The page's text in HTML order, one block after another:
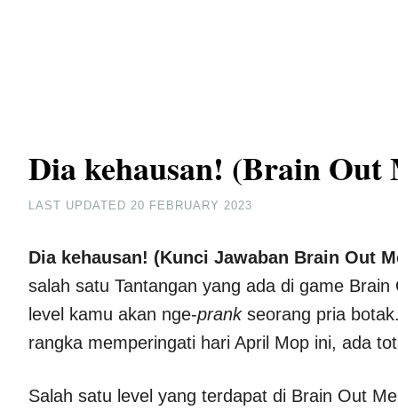
Dia kehausan! (Brain
LAST UPDATED 20 FEBRUARY 2023
Dia kehausan! (Kunci Jawaban Brain Out
salah satu Tantangan yang ada di game
level kamu akan nge-prankseorang pria
rangka memperingati hari April Mop ini, ada
Salah satu level yang terdapat di Brain Out